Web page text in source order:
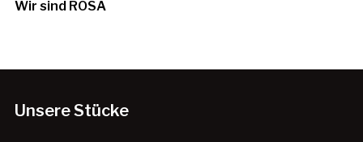
Wir sind ROSA
Unsere Stücke